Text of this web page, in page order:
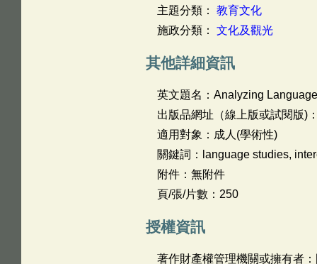
主題分類： 教育文化
施政分類： 文化及觀光
其他詳細資訊
英文題名： Analyzing
出版品網址（線上版或試閱版)
適用對象：成人(學術性)
關鍵詞：language studies,
附件：無附件
頁/張/片數：250
授權資訊
著作財產權管理機關或擁有者